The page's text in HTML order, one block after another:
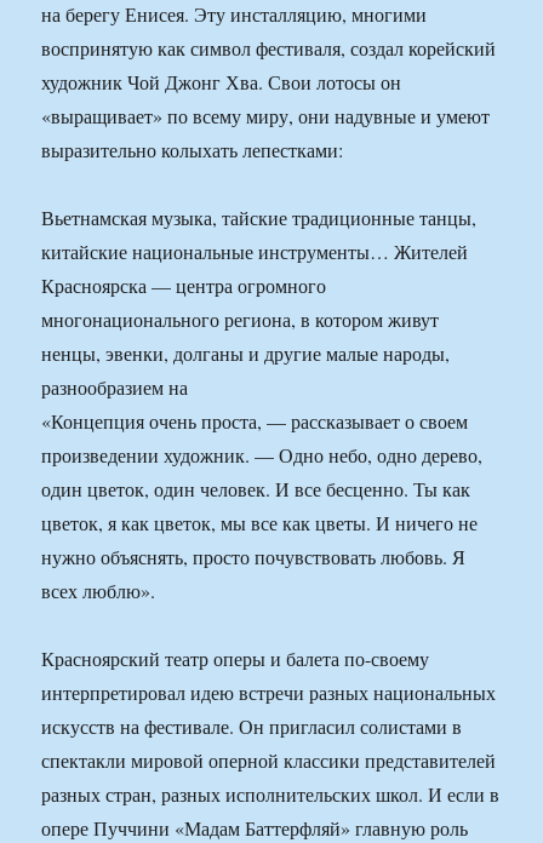
на берегу Енисея. Эту инсталляцию, многими
воспринятую как символ фестиваля, создал корейский
художник Чой Джонг Хва. Свои лотосы он
«выращивает» по всему миру, они надувные и умеют
выразительно колыхать лепестками:
Вьетнамская музыка, тайские традиционные танцы,
китайские национальные инструменты… Жителей
Красноярска — центра огромного
многонационального региона, в котором живут
ненцы, эвенки, долганы и другие малые народы,
разнообразием на
«Концепция очень проста, — рассказывает о своем
произведении художник. — Одно небо, одно дерево,
один цветок, один человек. И все бесценно. Ты как
цветок, я как цветок, мы все как цветы. И ничего не
нужно объяснять, просто почувствовать любовь. Я
всех люблю».
Красноярский театр оперы и балета по-своему
интерпретировал идею встречи разных национальных
искусств на фестивале. Он пригласил солистами в
спектакли мировой оперной классики представителей
разных стран, разных исполнительских школ. И если в
опере Пуччини «Мадам Баттерфляй» главную роль